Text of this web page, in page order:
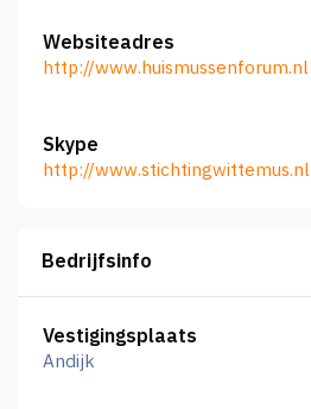
Websiteadres
http://www.huismussenforum.nl
Skype
http://www.stichtingwittemus.nl
Bedrijfsinfo
Vestigingsplaats
Andijk